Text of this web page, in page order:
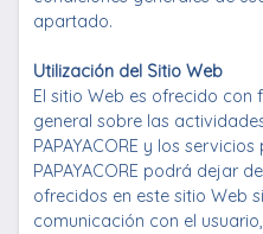
apartado.
Utilización del Sitio Web
El sitio Web es ofrecido
general sobre las
PAPAYACORE y los
PAPAYACORE podrá dejar
ofrecidos en este sitio Web
comunicación con el